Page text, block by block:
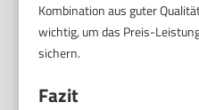
Kombination aus guter
wichtig, um das Preis-
sichern.
Fazit